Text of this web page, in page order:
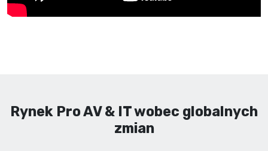
Rynek Pro AV & IT wobec globalnych
zmian